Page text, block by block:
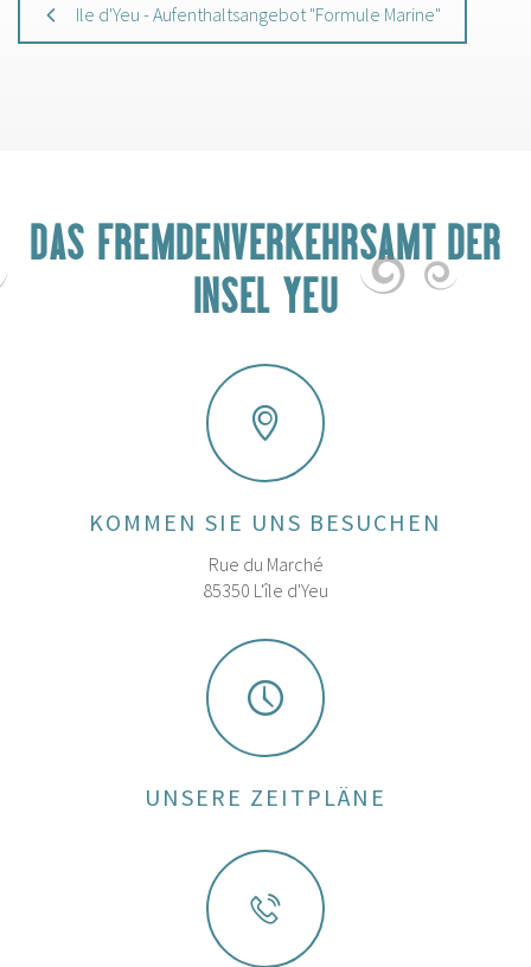
Ile d'Yeu - Aufenthaltsangebot "Formule Marine"
DAS FREMDENVERKEHRSAMT DER
INSEL YEU
KOMMEN SIE UNS BESUCHEN
Rue du Marché
85350 L'île d'Yeu
UNSERE ZEITPLÄNE